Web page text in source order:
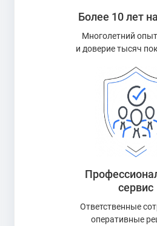
Более 10 лет
Многолетний
и доверие тысяч
сервис
Ответственные
оперативные